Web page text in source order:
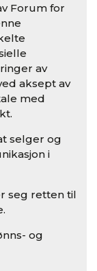
Forum for
av
aksept av
med
selger og
i
seg retten til
og